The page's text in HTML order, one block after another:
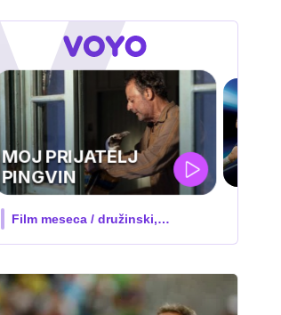
UEFA
SUPERPOKAL
V živo na VOYO: sreda ob 20.30